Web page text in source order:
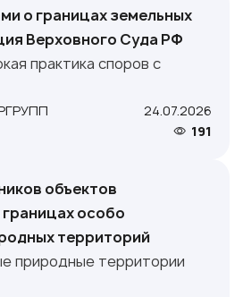
о границах земельных
Верховного Суда РФ
практика споров с
24.07.2026
191
объектов
особо
территорий
природные территории